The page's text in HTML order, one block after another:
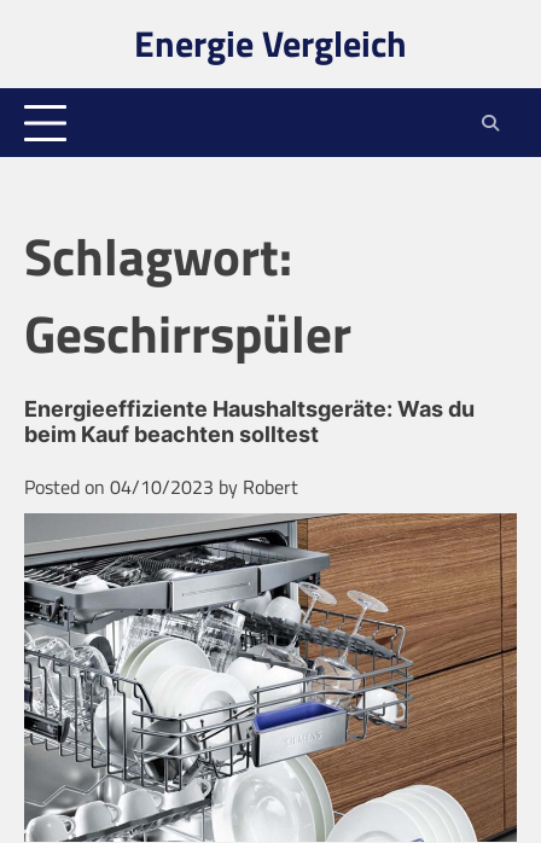
Energie Vergleich
Schlagwort:
Geschirrspüler
Energieeffiziente Haushaltsgeräte: Was du
beim Kauf beachten solltest
Posted on 04/10/2023 by Robert